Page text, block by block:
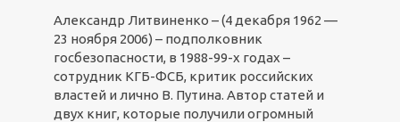
Александр Литвиненко – (4 декабря 1962 —
23 ноября 2006) – подполковник
госбезопасности, в 1988-99-х годах –
сотрудник КГБ-ФСБ, критик российских
властей и лично В. Путина. Автор статей и
двух книг, которые получили огромный